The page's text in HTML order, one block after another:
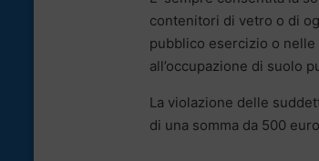
contenitori di vetro o di
pubblico esercizio o
all’occupazione di suolo
La violazione delle
di una somma da 500